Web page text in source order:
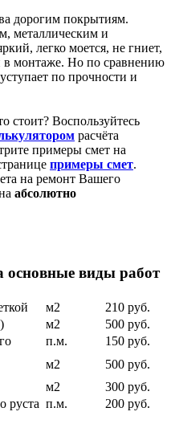
дорогим покрытиям.
металлическим и
легко моется, не гниет,
в монтаже. Но по сравнению
по прочности и
стоит? Воспользуйтесь
расчёта
примеры смет на
примеры смет.
на ремонт Вашего
абсолютно
основные виды работ
м2
210 руб.
м2
500 руб.
п.м.
150 руб.
м2
500 руб.
м2
300 руб.
руста п.м. 200 руб.